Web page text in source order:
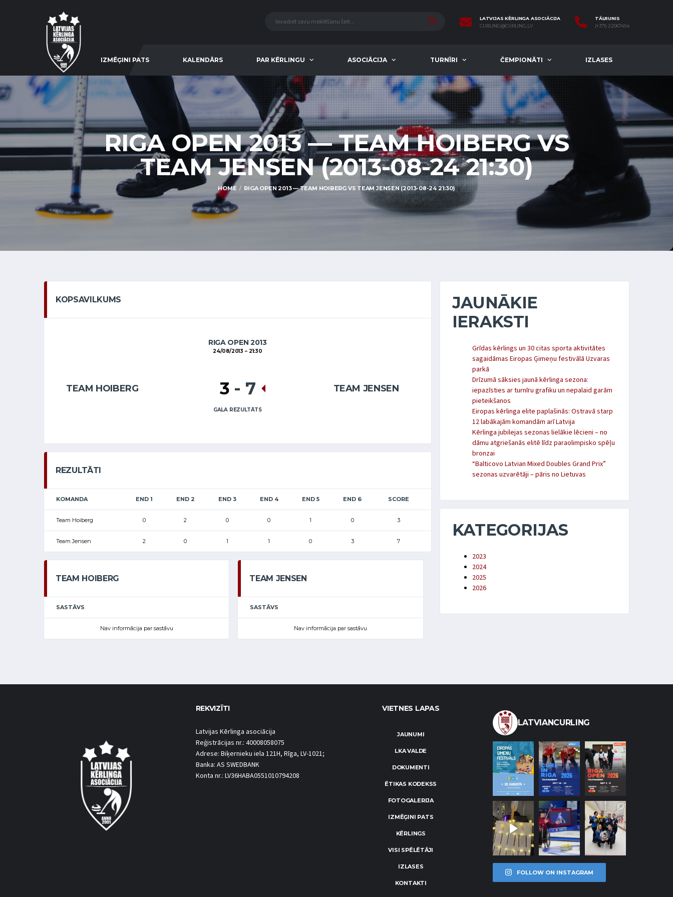
LATVIJAS KĒRLINGA ASOCIĀCIJA
CURLING@CURLING.LV
TĀLRUNIS
(+371) 22067454
IZMĒĢINI PATS KALENDĀRS PAR KĒRLINGU ASOCIĀCIJA TURNĪRI ČEMPIONĀTI IZLASES
RIGA OPEN 2013 — TEAM HOIBERG VS
TEAM JENSEN (2013-08-24 21:30)
HOME RIGA OPEN 2013 — TEAM HOIBERG VS TEAM JENSEN (2013-08-24 21:30)
KOPSAVILKUMS
RIGA OPEN 2013
24/08/2013 21:30
TEAM HOIBERG TEAM JENSEN
3 - 7
GALA REZULTĀTS
REZULTĀTI
KOMANDA END 1 END 2 END 3 END 4 END 5 END 6 SCORE
Team Hoiberg 0 2 0 0 1 0 3
Team Jensen 2 0 1 1 0 3 7
TEAM HOIBERG
SASTĀVS
Nav informācija par sastāvu
TEAM JENSEN
SASTĀVS
Nav informācija par sastāvu
JAUNĀKIE
IERAKSTI
Grīdas kērlings un 30 citas sporta aktivitātes
sagaidāmas Eiropas Ģimeņu festivālā Uzvaras
parkā
Drīzumā sāksies jaunā kērlinga sezona:
iepazīsties ar turnīru grafiku un nepalaid garām
pieteikšanos
Eiropas kērlinga elite paplašinās: Ostravā starp
12 labākajām komandām arī Latvija
Kērlinga jubilejas sezonas lielākie lēcieni – no
dāmu atgriešanās elitē līdz paraolimpisko spēļu
bronzai
“Balticovo Latvian Mixed Doubles Grand Prix”
sezonas uzvarētāji – pāris no Lietuvas
KATEGORIJAS
2023
2024
2025
2026
REKVIZĪTI
Latvijas Kērlinga asociācija
Reģistrācijas nr.: 40008058075
Adrese: Biķernieku iela 121H, Rīga, LV-1021;
Banka: AS SWEDBANK
Konta nr.: LV36HABA0551010794208
VIETNES LAPAS
JAUNUMI
LKA VALDE
DOKUMENTI
ĒTIKAS KODEKSS
FOTOGALERIJA
IZMĒĢINI PATS
KĒRLINGS
VISI SPĒLĒTĀJI
IZLASES
KONTAKTI
LATVIANCURLING
FOLLOW ON INSTAGRAM